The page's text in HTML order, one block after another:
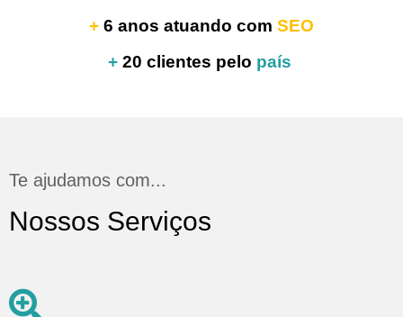
+ 6 anos atuando com SEO
+ 20 clientes pelo país
Te ajudamos com...
Nossos Serviços